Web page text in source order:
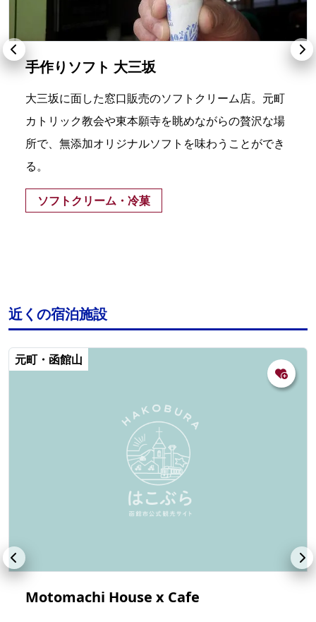
手作りソフト 大三坂
大三坂に面した窓口販売のソフトクリーム店。元町
カトリック教会や東本願寺を眺めながらの贅沢な場
所で、無添加オリジナルソフトを味わうことができ
る。
ソフトクリーム・冷菓
近くの宿泊施設
元町・函館山
Motomachi House x Cafe